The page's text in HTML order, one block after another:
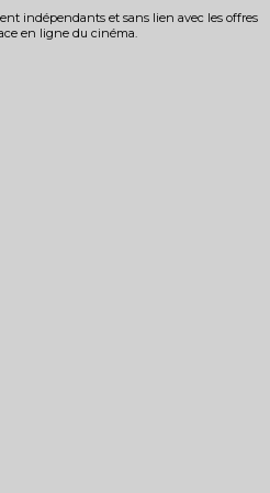
indépendants et sans lien avec les offres
en ligne du cinéma.